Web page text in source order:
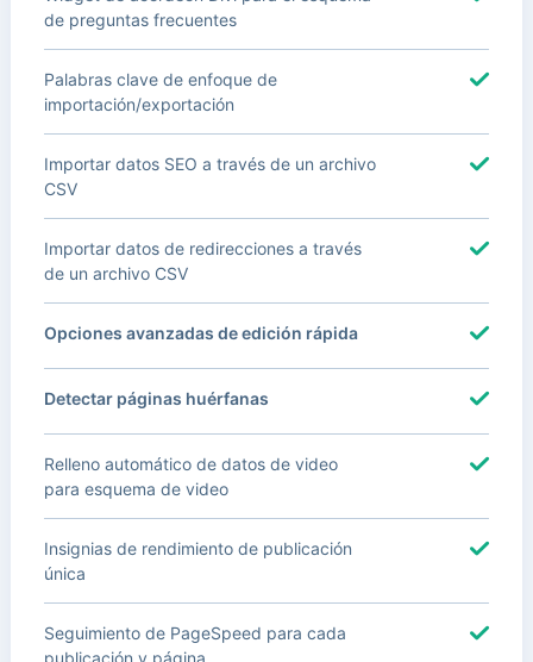
de preguntas frecuentes
Palabras clave de enfoque de
importación/exportación
Importar datos SEO a través de un archivo
CSV
Importar datos de redirecciones a través
de un archivo CSV
Opciones avanzadas de edición rápida
Detectar páginas huérfanas
Relleno automático de datos de video
para esquema de video
Insignias de rendimiento de publicación
única
Seguimiento de PageSpeed para cada